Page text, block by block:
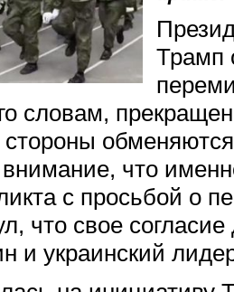
Трамп
словам,
стороны
что
с просьбой о
что свое
и украинский